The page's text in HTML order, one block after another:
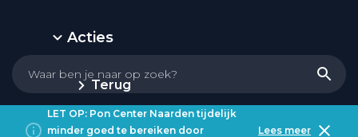
Acties
Terug
LET OP: Pon Center Naarden tijdelijk
minder goed te bereiken door
Lees meer